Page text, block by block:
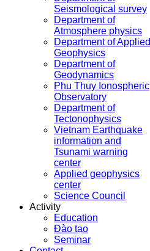
Seismological survey
Department of
Atmosphere physics
Department of Applied
Geophysics
Department of
Geodynamics
Phu Thuy Ionospheric
Observatory
Department of
Tectonophysics
Vietnam Earthquake
information and
Tsunami warning
center
Applied geophysics
center
Science Council
Activity
Education
Đào tạo
Seminar